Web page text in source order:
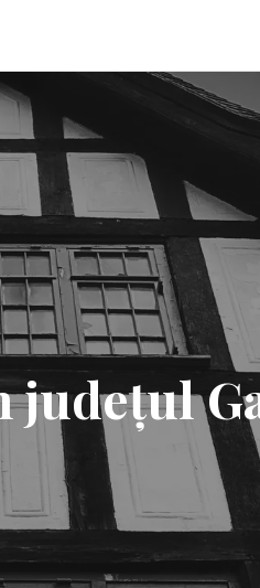
județul